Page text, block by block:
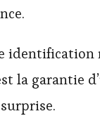
identification
la garantie